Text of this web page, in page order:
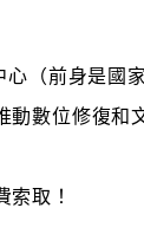
（前身是
數位修復和
取！